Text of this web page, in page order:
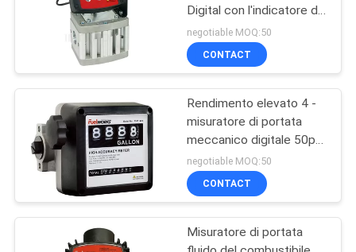
QUALITÀ
CONTATTACI
NOTIZIA
RICHIEDI
UN
PREVENTIVO
Digital con l'indicatore di
batteria basso
435psi/30bar
negotiable MOQ:50
CONTACT
Rendimento elevato 4 -
misuratore di portata
meccanico digitale 50psi
3.5BAR del combustibile
negotiable MOQ:50
CONTACT
Misuratore di portata